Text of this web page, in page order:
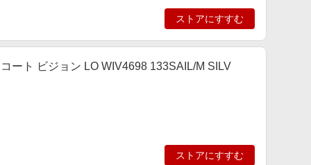
ストアにすすむ
ート ビジョン LO WIV4698 133SAIL/M SILV
ストアにすすむ